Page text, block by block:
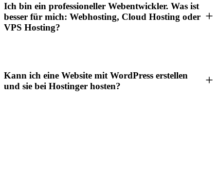
Ich bin ein professioneller Webentwickler. Was ist
besser für mich: Webhosting, Cloud Hosting oder
VPS Hosting?
Kann ich eine Website mit WordPress erstellen
und sie bei Hostinger hosten?